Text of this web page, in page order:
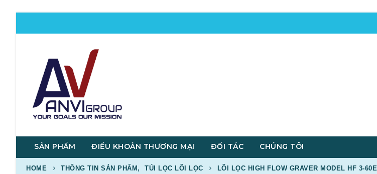
SẢN PHẨM ĐIỀU KHOẢN THƯƠNG MẠI ĐỐI TÁC CHÚNG TÔI
HOME THÔNG TIN SẢN PHẨM, TÚI LỌC LÕI LỌC LÕI LỌC HIGH FLOW GRAVER MODEL HF 3-